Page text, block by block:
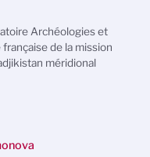
Archéologies et
de la mission
méridional